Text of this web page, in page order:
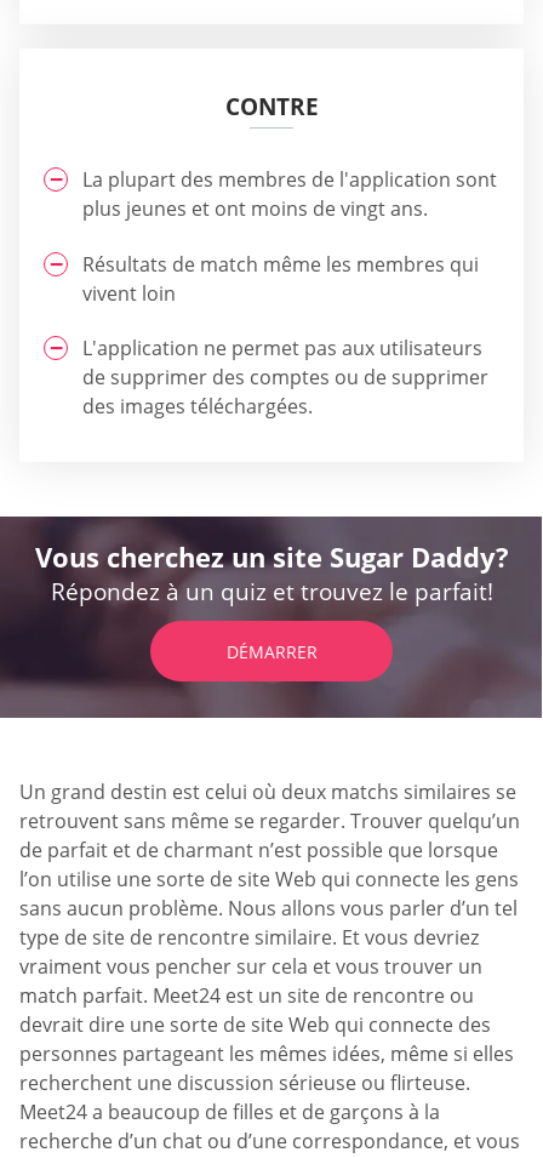
CONTRE
La plupart des membres de l'application sont
plus jeunes et ont moins de vingt ans.
Résultats de match même les membres qui
vivent loin
L'application ne permet pas aux utilisateurs
de supprimer des comptes ou de supprimer
des images téléchargées.
Vous cherchez un site Sugar Daddy?
Répondez à un quiz et trouvez le parfait!
DÉMARRER
Un grand destin est celui où deux matchs similaires se
retrouvent sans même se regarder. Trouver quelqu’un
de parfait et de charmant n’est possible que lorsque
l’on utilise une sorte de site Web qui connecte les gens
sans aucun problème. Nous allons vous parler d’un tel
type de site de rencontre similaire. Et vous devriez
vraiment vous pencher sur cela et vous trouver un
match parfait. Meet24 est un site de rencontre ou
devrait dire une sorte de site Web qui connecte des
personnes partageant les mêmes idées, même si elles
recherchent une discussion sérieuse ou flirteuse.
Meet24 a beaucoup de filles et de garçons à la
recherche d’un chat ou d’une correspondance, et vous